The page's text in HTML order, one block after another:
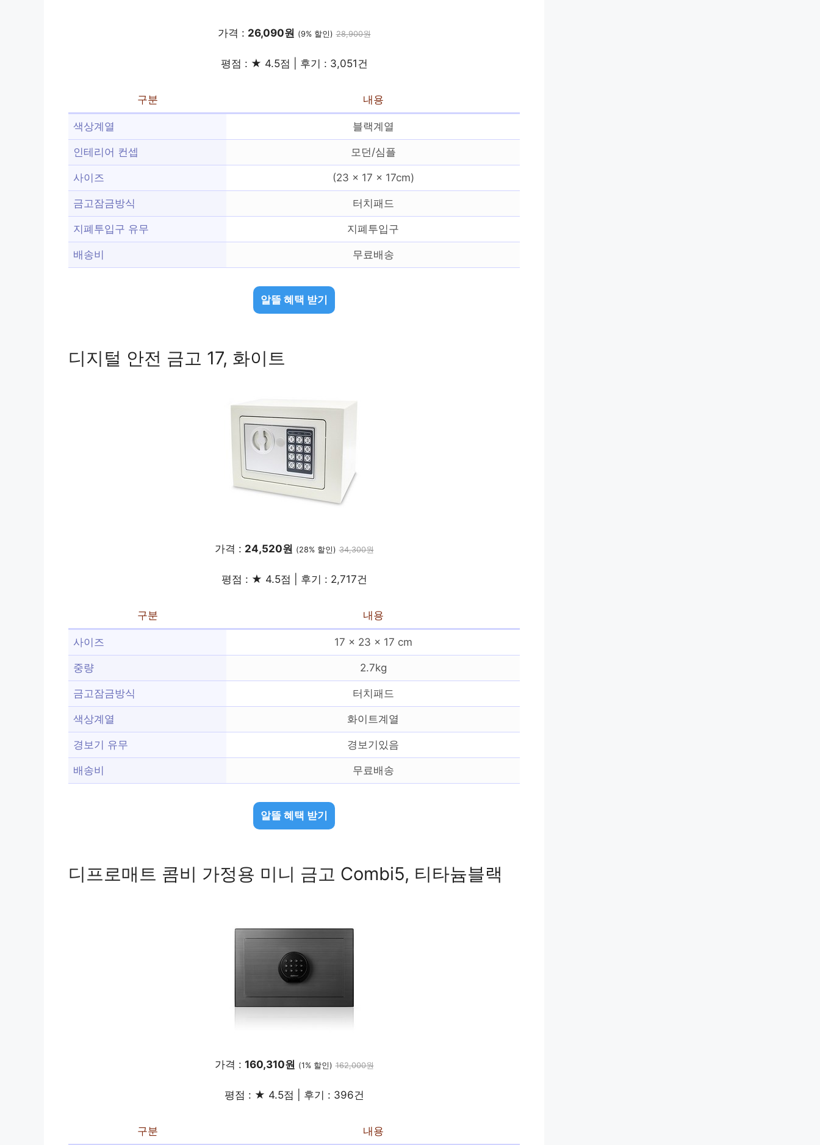
가격 : 26,090원 (9% 할인) 28,900원
평점 : ★ 4.5점 | 후기 : 3,051건
구분 내용
색상계열 블랙계열
인테리어 컨셉 모던/심플
사이즈 (23 x 17 x 17cm)
금고잠금방식 터치패드
지폐투입구 유무 지폐투입구
배송비 무료배송
알뜰 혜택 받기
디지털 안전 금고 17, 화이트
가격 : 24,520원 (28% 할인) 34,300원
평점 : ★ 4.5점 | 후기 : 2,717건
구분 내용
사이즈 17 x 23 x 17 cm
중량 2.7kg
금고잠금방식 터치패드
색상계열 화이트계열
경보기 유무 경보기있음
배송비 무료배송
알뜰 혜택 받기
디프로매트 콤비 가정용 미니 금고 Combi5, 티타늄블랙
가격 : 160,310원 (1% 할인) 162,000원
평점 : ★ 4.5점 | 후기 : 396건
구분 내용